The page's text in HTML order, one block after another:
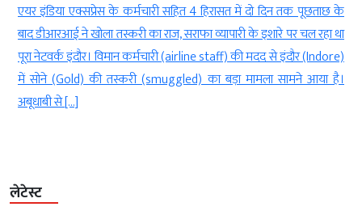
एयर इंडिया एक्सप्रेस के कर्मचारी सहित 4 हिरासत में दो दिन तक पूछताछ के
बाद डीआरआई ने खोला तस्करी का राज, सराफा व्यापारी के इशारे पर चल रहा था
पूरा नेटवर्क इंदौर। विमान कर्मचारी (airline staff) की मदद से इंदौर (Indore)
में सोने (Gold) की तस्करी (smuggled) का बड़ा मामला सामने आया है।
अबूधाबी से […]
लेटेस्ट